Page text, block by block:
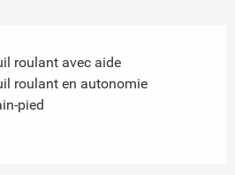
roulant avec aide
roulant en autonomie
pied